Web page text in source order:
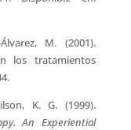
M. (2001).
los tratamientos
K. G. (1999).
An Experiential